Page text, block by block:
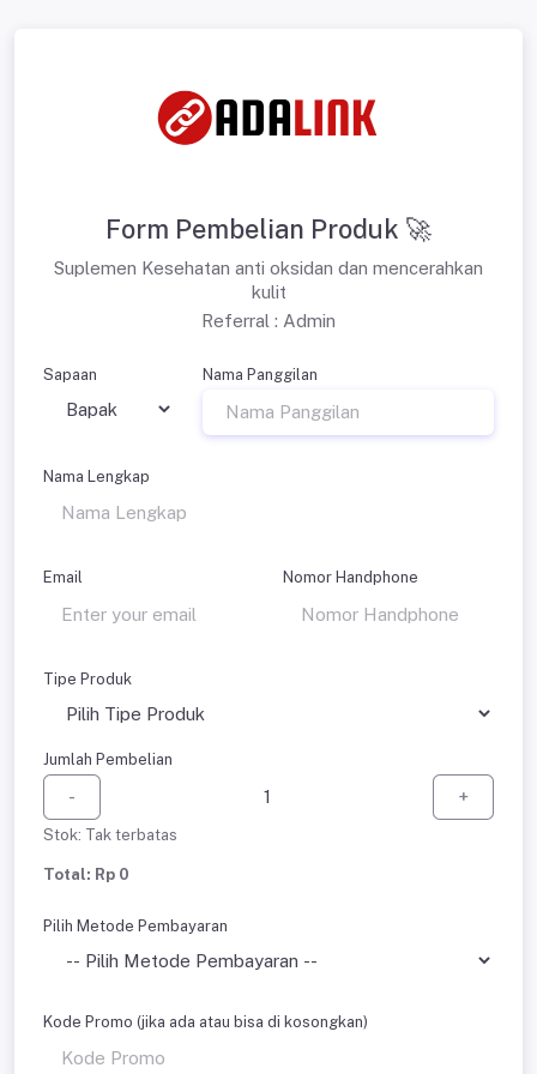
Form Pembelian Produk 🚀
Suplemen Kesehatan anti oksidan dan mencerahkan
kulit
Referral : Admin
Sapaan Nama Panggilan
Nama Lengkap
Email Nomor Handphone
Tipe Produk
Jumlah Pembelian
- +
Stok: Tak terbatas
Total: Rp 0
Pilih Metode Pembayaran
Kode Promo (jika ada atau bisa di kosongkan)